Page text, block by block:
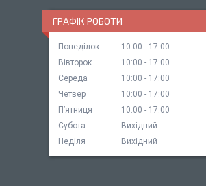
ГРАФІК РОБОТИ
Понеділок 10:00
17:00
Вівторок
10:00
17:00
Середа
10:00
17:00
Четвер
10:00
17:00
Пʼятниця
10:00
17:00
Субота
Вихідний
Неділя
Вихідний